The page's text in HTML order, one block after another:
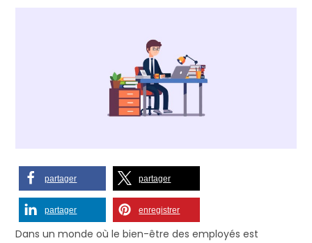
partager partager
partager enregistrer
Dans un monde où le bien-être des employés est